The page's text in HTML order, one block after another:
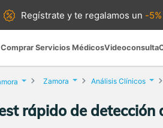
Regístrate yte regalamos un -
Comprar Servicios MédicosVideoconsulta
Zamora Análisis Clínicos
rápido de detección